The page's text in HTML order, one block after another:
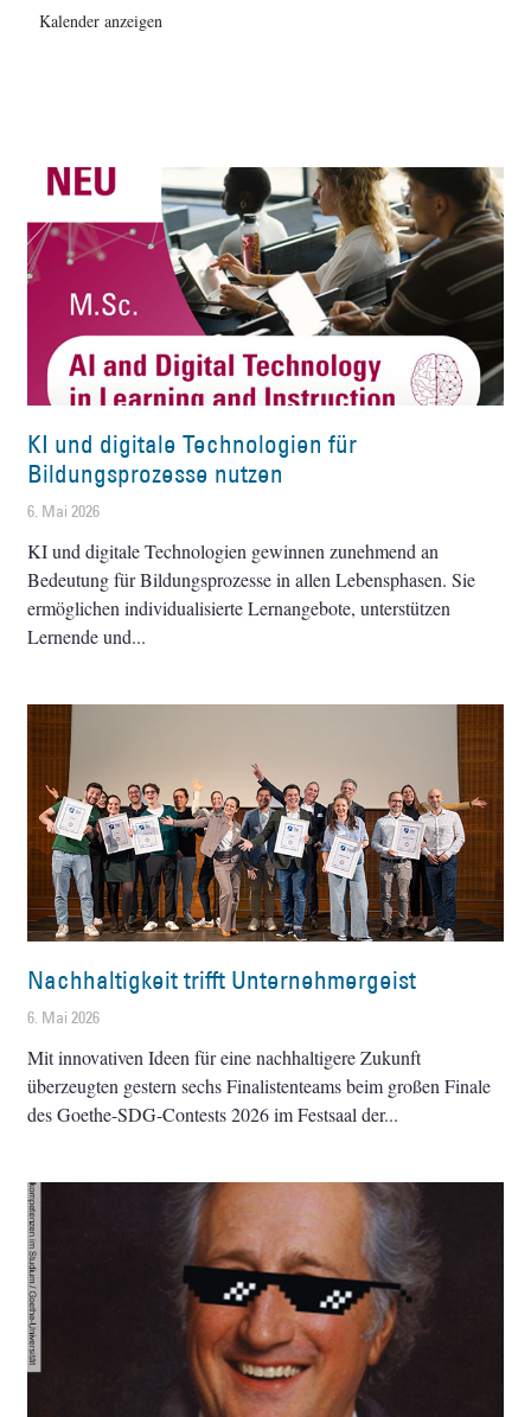
Kalender anzeigen
KI und digitale Technologien für
Bildungsprozesse nutzen
6. Mai 2026
KI und digitale Technologien gewinnen zunehmend an
Bedeutung für Bildungsprozesse in allen Lebensphasen. Sie
ermöglichen individualisierte Lernangebote, unterstützen
Lernende und
Nachhaltigkeit trifft Unternehmergeist
6. Mai 2026
Mit innovativen Ideen für eine nachhaltigere Zukunft
überzeugten gestern sechs Finalistenteams beim großen Finale
des Goethe-SDG-Contests 2026 im Festsaal der